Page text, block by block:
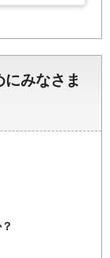
みなさま